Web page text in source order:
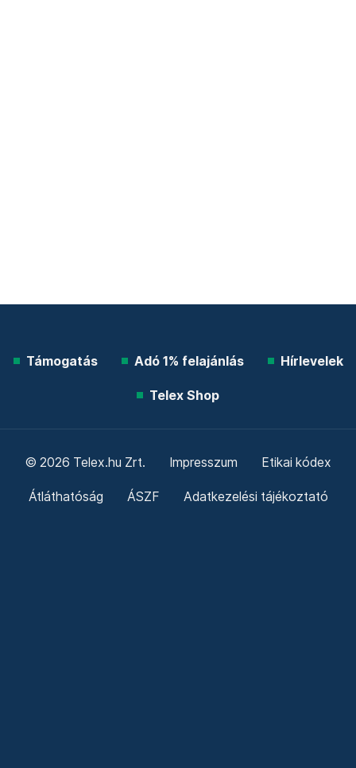
Támogatás Adó 1% felajánlás Hírlevelek
Telex Shop
© 2026 Telex.hu Zrt. Impresszum Etikai kódex
Átláthatóság ÁSZF Adatkezelési tájékoztató